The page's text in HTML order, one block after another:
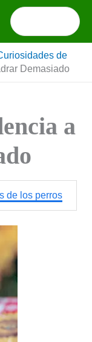
Buscar
por:
de
Demasiado
a
de los perros